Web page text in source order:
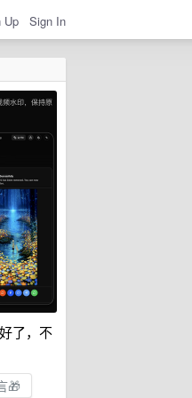
Up Sign In
了，不
🎁